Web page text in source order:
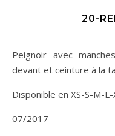
20-
Peignoir avec manches longues, col, poches plaquées
devant et ceinture à la
Disponible en XS-S-M-
07/2017